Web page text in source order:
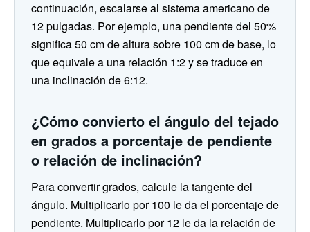
continuación, escalarse al sistema americano de
12 pulgadas. Por ejemplo, una pendiente del 50%
significa 50 cm de altura sobre 100 cm de base, lo
que equivale a una relación 1:2 y se traduce en
una inclinación de 6:12.
¿Cómo convierto el ángulo del tejado
en grados a porcentaje de pendiente
o relación de inclinación?
Para convertir grados, calcule la tangente del
ángulo. Multiplicarlo por 100 le da el porcentaje de
pendiente. Multiplicarlo por 12 le da la relación de